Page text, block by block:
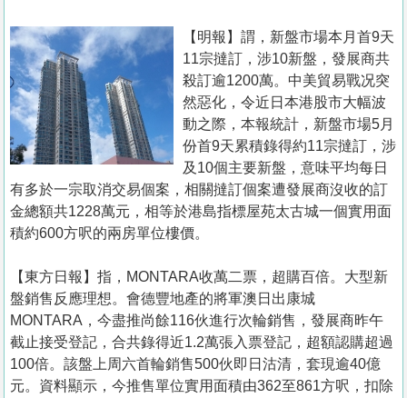
置
業
手
冊
於
我
們
【明報】謂，新盤市場本月首9天
11宗撻訂，涉10新盤，發展商共
殺訂逾1200萬。中美貿易戰况突
然惡化，令近日本港股市大幅波
動之際，本報統計，新盤市場5月
份首9天累積錄得約11宗撻訂，涉
及10個主要新盤，意味平均每日
有多於一宗取消交易個案，相關撻訂個案遭發展商沒收的訂
金總額共1228萬元，相等於港島指標屋苑太古城一個實用面
積約600方呎的兩房單位樓價。
【東方日報】指，MONTARA收萬二票，超購百倍。大型新
盤銷售反應理想。會德豐地產的將軍澳日出康城
MONTARA，今盡推尚餘116伙進行次輪銷售，發展商昨午
截止接受登記，合共錄得近1.2萬張入票登記，超額認購超過
100倍。該盤上周六首輪銷售500伙即日沽清，套現逾40億
元。資料顯示，今推售單位實用面積由362至861方呎，扣除